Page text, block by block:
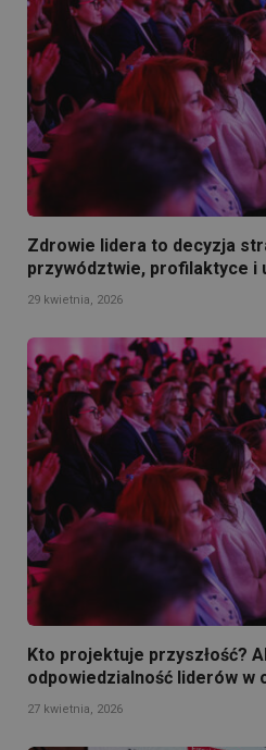
Zdrowie lidera to decyzja
przywództwie, profilaktyce i
29 kwietnia, 2026
Kto projektuje przyszłość?
odpowiedzialność liderów w
27 kwietnia, 2026